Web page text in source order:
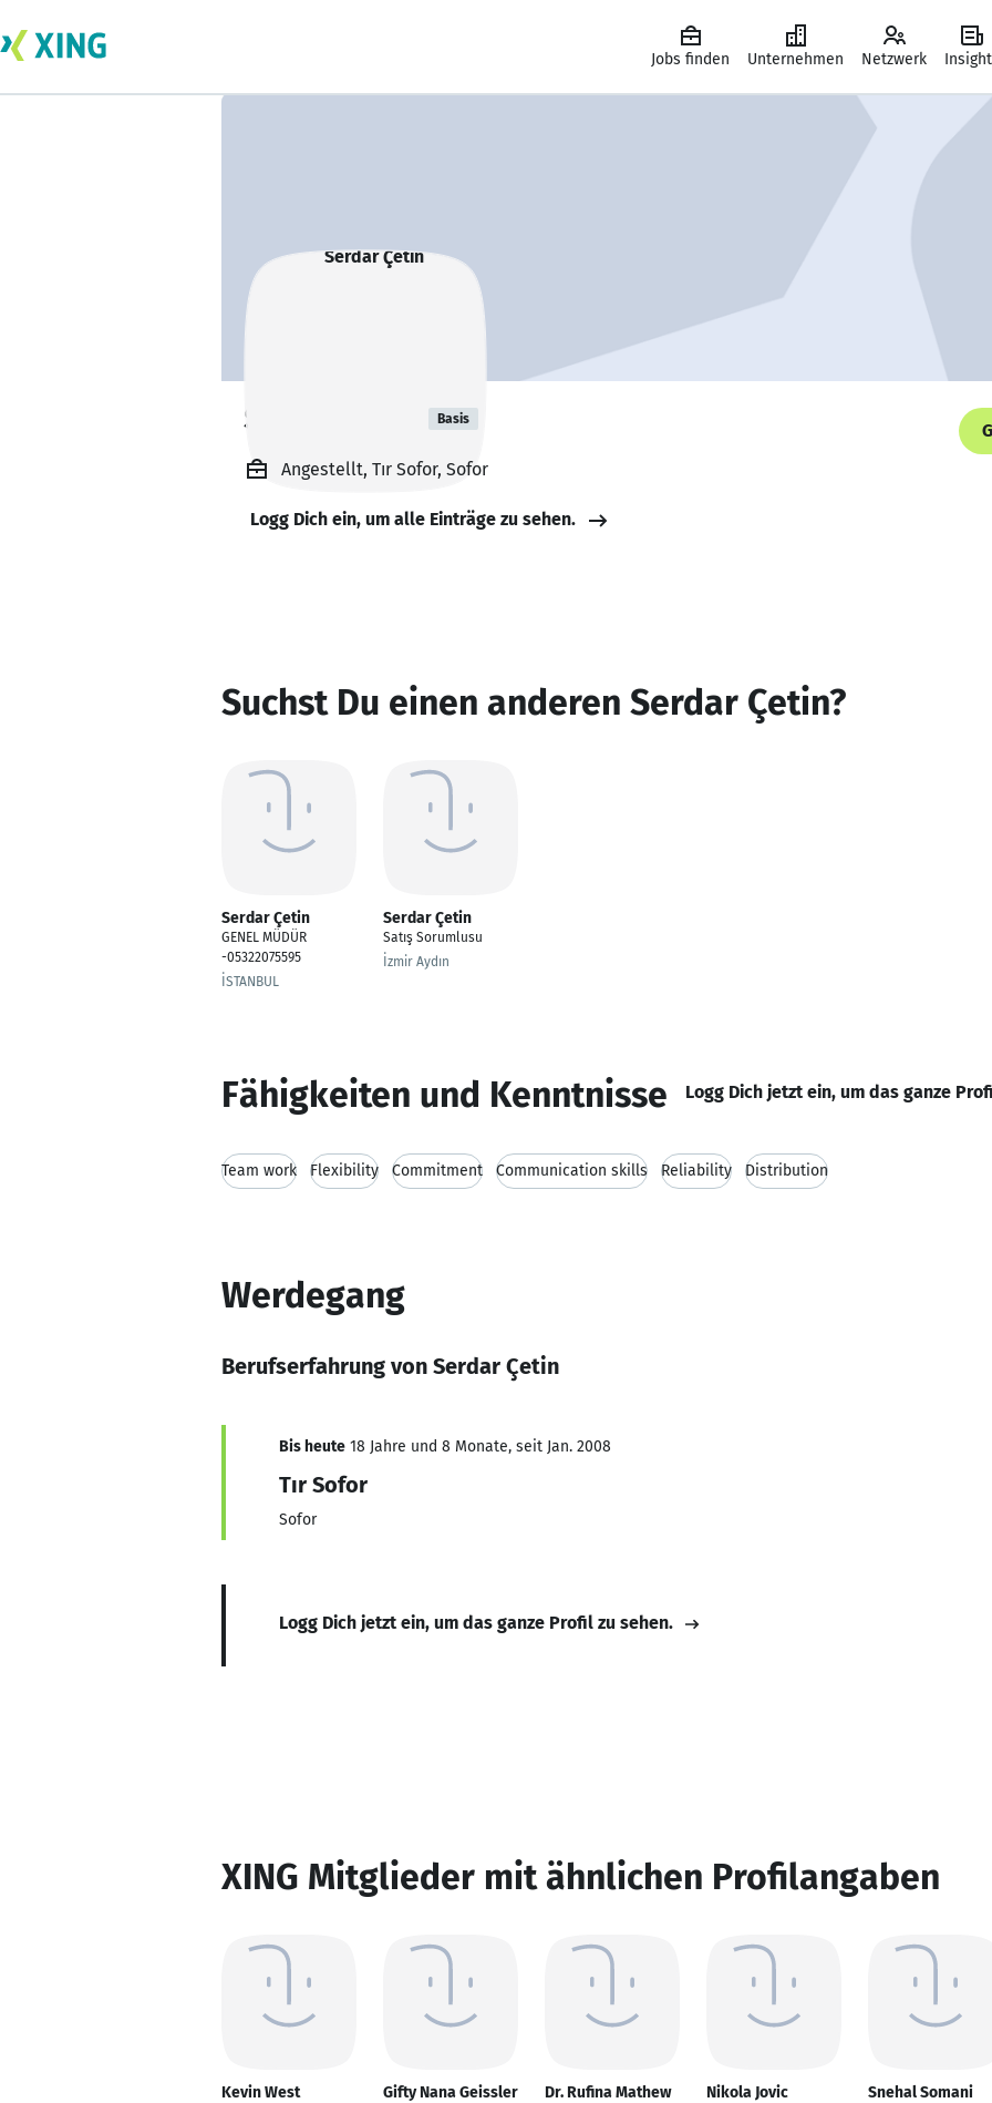
Jobs finden Unternehmen Netzwerk
Serdar Çetin Basis
Angestellt, Tır Sofor, Sofor
Logg Dich ein, um alle Einträge zu sehen.
Suchst Du einen anderen Serdar Çetin?
Serdar Çetin
GENEL MÜDÜR
-05322075595
İSTANBUL
Serdar Çetin
Satış Sorumlusu
İzmir Aydın
Fähigkeiten und Kenntnisse Logg Dich jetzt ein, um das ganze
Team work Flexibility Commitment Communication skills Reliability Distribution
Werdegang
Berufserfahrung von Serdar Çetin
Bis heute 18 Jahre und 8 Monate, seit Jan. 2008
Tır Sofor
Sofor
Logg Dich jetzt ein, um das ganze Profil zu sehen.
XING Mitglieder mit ähnlichen Profilangaben
Kevin West Gifty Nana Geissler Dr. Rufina Mathew Nikola Jovic Snehal Somani